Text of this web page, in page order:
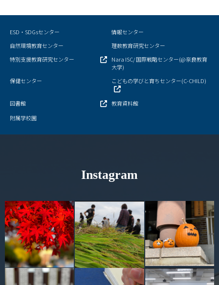
こどもの学びと育ちセンター(C-CHILD)
AED設置状況
お問い合わせ窓口一覧
サイトポリシー
交通アクセス
同窓会
後援会
教員一覧
附属学校園
ESD・SDGsセンター
情報センター
自然環境教育センター
理数教育研究センター
特別支援教育研究センター
Nara ISC/ 国際戦略センター(@奈良教育
大学)
保健センター
こどもの学びと育ちセンター(C-CHILD)
図書館
教育資料館
附属学校園
Instagram